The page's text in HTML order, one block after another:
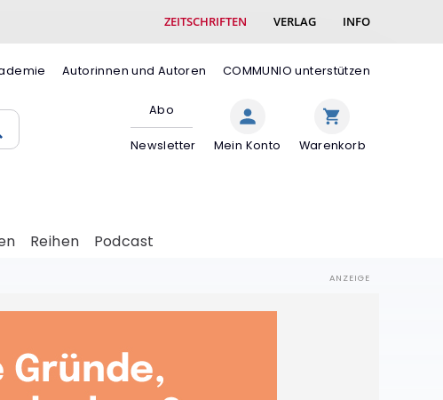
ZEITSCHRIFTEN VERLAG INFO
Autorinnen und Autoren
COMMUNIO unterstützen
Abo
Newsletter Mein Konto Warenkorb
Reihen Podcast